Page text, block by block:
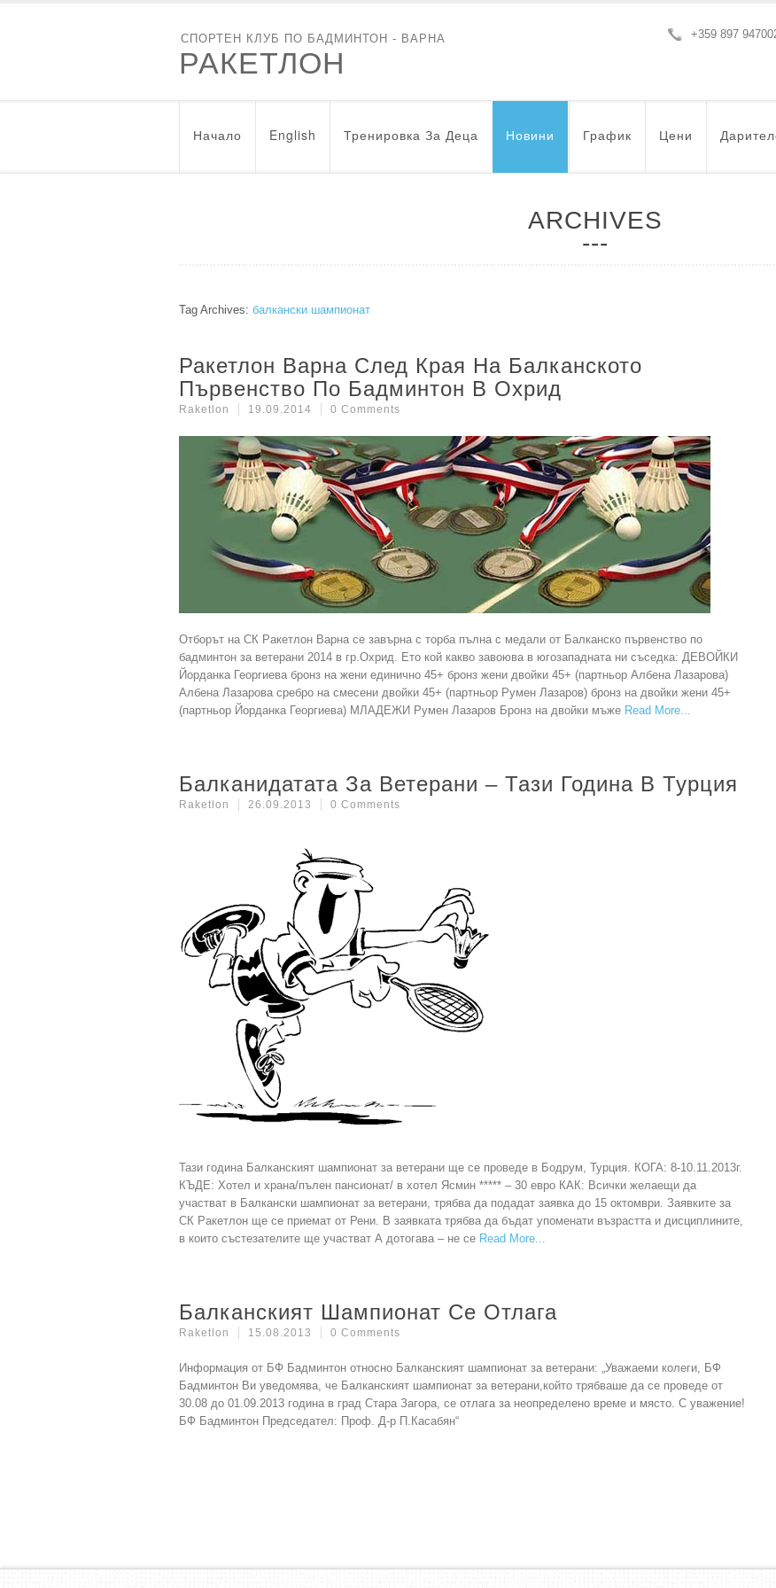
СПОРТЕН КЛУБ ПО БАДМИНТОН - ВАРНА
РАКЕТЛОН
+359 897
Начало English Тренировка За Деца Новини График Цени
ARCHIVES
Tag Archives: балкански шампионат
Ракетлон Варна След Края На Балканското
Първенство По Бадминтон В Охрид
Raketlon 19.09.2014 0 Comments
Отборът на СК Ракетлон Варна се завърна с торба пълна с медали от Балканско първенство по
бадминтон за ветерани 2014 в гр.Охрид. Ето кой какво завоюва в югозападната ни съседка: ДЕВОЙКИ
Йорданка Георгиева бронз на жени единично 45+ бронз жени двойки 45+ (партньор Албена Лазарова)
Албена Лазарова сребро на смесени двойки 45+ (партньор Румен Лазаров) бронз на двойки жени 45+
(партньор Йорданка Георгиева) МЛАДЕЖИ Румен Лазаров Бронз на двойки мъже Read More
Балканидатата За Ветерани – Тази Година В Турция
Raketlon 26.09.2013 0 Comments
Тази година Балканският шампионат за ветерани ще се проведе в Бодрум, Турция. КОГА: 8-10.11.2013г.
КЪДЕ: Хотел и храна/пълен пансионат/ в хотел Ясмин ***** – 30 евро КАК: Всички желаещи да
участват в Балкански шампионат за ветерани, трябва да подадат заявка до 15 октомври. Заявките за
СК Ракетлон ще се приемат от Рени. В заявката трябва да бъдат упоменати възрастта и дисциплините,
в които състезателите ще участват А дотогава – не се Read More
Балканският Шампионат Се Отлага
Raketlon 15.08.2013 0 Comments
Информация от БФ Бадминтон относно Балканският шампионат за ветерани: „Уважаеми колеги, БФ
Бадминтон Ви уведомява, че Балканският шампионат за ветерани,който трябваше да се проведе от
30.08 до 01.09.2013 година в град Стара Загора, се отлага за неопределено време и място. С уважение!
БФ Бадминтон Председател: Проф. Д-р П.Касабян“